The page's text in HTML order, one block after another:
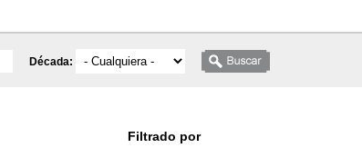
Década:
Filtrado por